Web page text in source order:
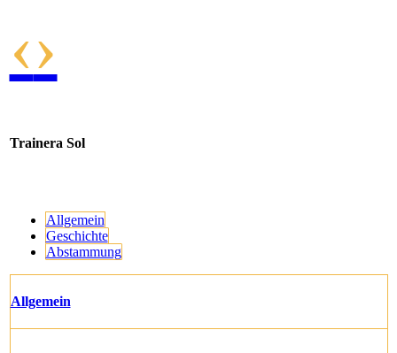
Trainera Sol
Allgemein
Geschichte
Abstammung
Allgemein